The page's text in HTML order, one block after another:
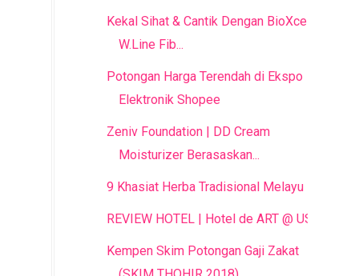
Kekal Sihat & Cantik Dengan BioXcellent
W.Line Fib...
Potongan Harga Terendah di Ekspo
Elektronik Shopee
Zeniv Foundation | DD Cream
Moisturizer Berasaskan...
9 Khasiat Herba Tradisional Melayu
REVIEW HOTEL | Hotel de ART @ USJ
Kempen Skim Potongan Gaji Zakat